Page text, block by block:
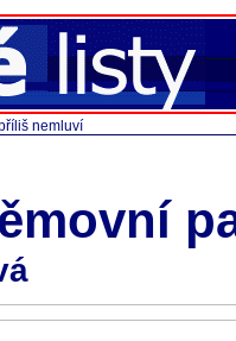
nemluví